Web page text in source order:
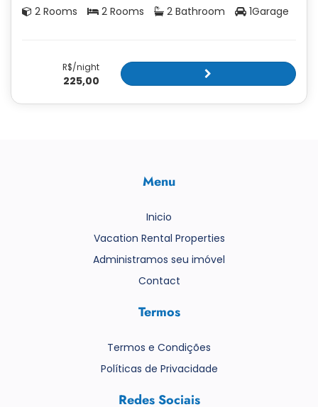
2 Rooms 2 Rooms 2 Bathroom 1Garage
R$/night
225,00
Menu
Inicio
Vacation Rental Properties
Administramos seu imóvel
Contact
Termos
Termos e Condições
Políticas de Privacidade
Redes Sociais